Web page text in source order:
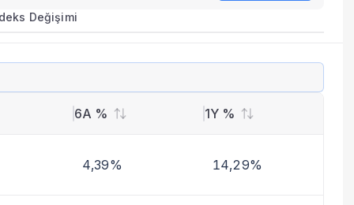
metrikleri listelenir.
benzer fonları inceleyebilirsiniz.
Değişimi
6A % 1Y %
4,39% 14,29%